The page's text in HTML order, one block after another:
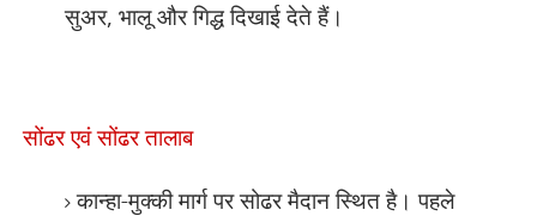
सुअर, भालू और गिद्ध दिखाई देते हैं।
सोंढर एवं सोंढर तालाब
कान्हा-मुक्की मार्ग पर सोढर मैदान स्थित है। पहले